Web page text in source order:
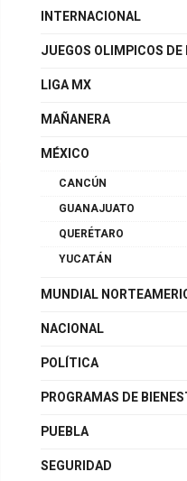
ELECCIONES 2024
ES AHORA AM
INTERNACIONAL
JUEGOS OLIMPICOS DE
LIGA MX
MAÑANERA
MÉXICO
QUERÉTARO
YUCATÁN
MUNDIAL
NACIONAL
POLÍTICA
PROGRAMAS DE